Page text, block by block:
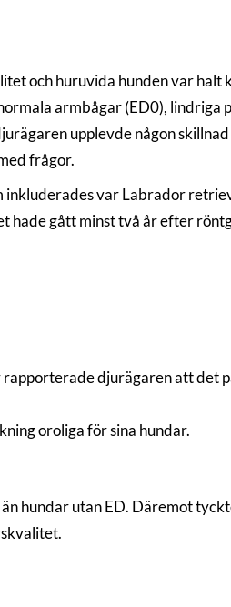
och huruvida hunden var halt
armbågar (ED0), lindriga
upplevde någon skillnad
frågor.
inkluderades var Labrador
hade gått minst två år efter
rapporterade djurägaren att det
oroliga för sina hundar.
hundar utan ED. Däremot